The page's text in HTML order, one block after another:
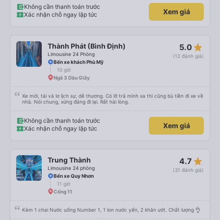
Không cần thanh toán trước
Xác nhận chỗ ngay lập tức
Xem giá
Thành Phát (Bình Định)
Limousine 24 Phòng
5.0 star_rate
(12 đánh giá)
Bến xe khách Phù Mỹ
10 giờ
Ngã 3 Dầu Giây
Xe mới, tài và lơ lịch sự, dễ thương. Có lỡ trả mình xa thì cũng bù tiền đi xe về
nhà. Nói chung, xứng đáng đi lại. Rất hài lòng.
Không cần thanh toán trước
Xác nhận chỗ ngay lập tức
Xem giá
Trung Thành
Limousine 24 phòng
4.7 star_rate
(31 đánh giá)
Bến xe Quy Nhơn
11 giờ
Cổng 11
Kèm 1 chai Nước uống Number 1, 1 lon nước yến, 2 khăn ướt. Chất lượng 👌